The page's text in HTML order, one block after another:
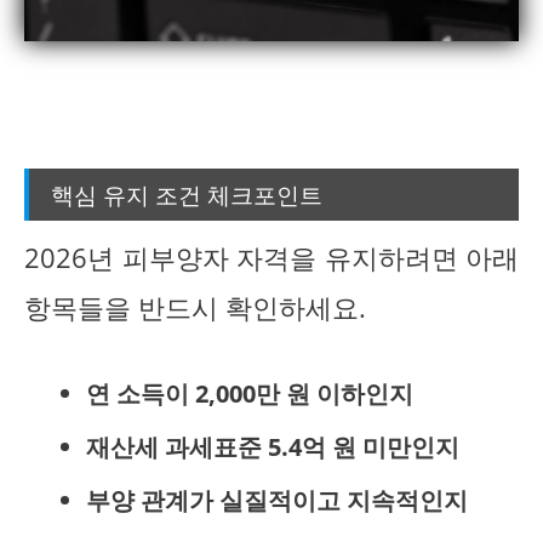
핵심 유지 조건 체크포인트
2026년 피부양자 자격을 유지하려면 아래
항목들을 반드시 확인하세요.
연 소득이 2,000만 원 이하인지
재산세 과세표준 5.4억 원 미만인지
부양 관계가 실질적이고 지속적인지